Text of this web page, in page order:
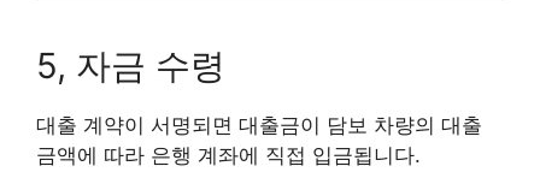
5, 자금 수령
대출 계약이 서명되면 대출금이 담보 차량의 대출
금액에 따라 은행 계좌에 직접 입금됩니다.